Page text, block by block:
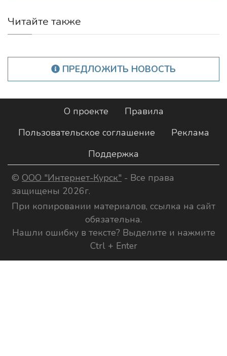
Читайте также
ПРЕДЛОЖИТЬ НОВОСТЬ
О проекте
Правила
Пользовательское соглашение
Реклама
Поддержка
© ООО "Интернет-Курск" - Все права
защищены 2026г.
При копировании материалов, ссылка на сайт
обязательна.
Нашли ошибку в тексте? Выделите и нажмите
Ctrl + Enter